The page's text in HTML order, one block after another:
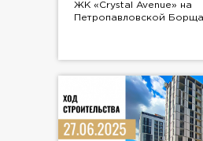
ЖК «Crystal Avenue» на
Петропавловской